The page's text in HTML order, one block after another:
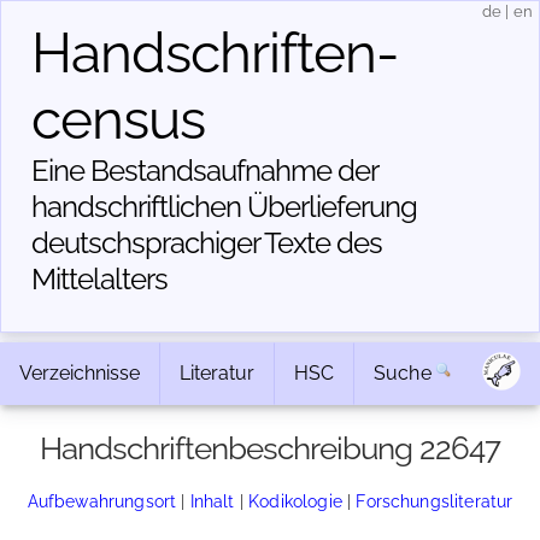
Handschriften­
census
Eine Bestandsaufnahme der
handschriftlichen Über­lieferung
deutschsprachiger Texte des
Mittelalters
de en
Verzeichnisse Literatur HSC Suche
Handschriftenbeschreibung 22647
Aufbewahrungsort | Inhalt | Kodikologie| Forschungsliteratur